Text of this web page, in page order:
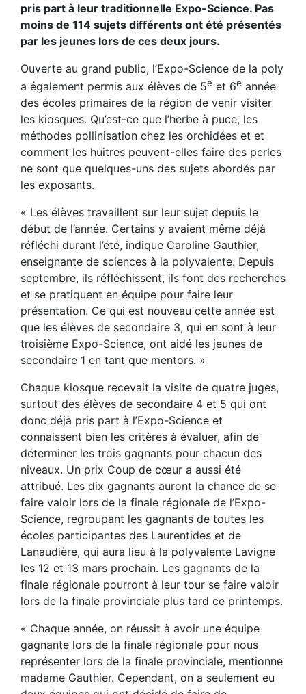
pris part à leur traditionnelle Expo-Science. Pas
moins de 114 sujets différents ont été présentés
par les jeunes lors de ces deux jours.
Ouverte au grand public, l’Expo-Science de la poly
a également permis aux élèves de 5e et 6e année
des écoles primaires de la région de venir visiter
les kiosques. Qu’est-ce que l’herbe à puce, les
méthodes pollinisation chez les orchidées et et
comment les huitres peuvent-elles faire des perles
ne sont que quelques-uns des sujets abordés par
les exposants.
« Les élèves travaillent sur leur sujet depuis le
début de l’année. Certains y avaient même déjà
réfléchi durant l’été, indique Caroline Gauthier,
enseignante de sciences à la polyvalente. Depuis
septembre, ils réfléchissent, ils font des recherches
et se pratiquent en équipe pour faire leur
présentation. Ce qui est nouveau cette année est
que les élèves de secondaire 3, qui en sont à leur
troisième Expo-Science, ont aidé les jeunes de
secondaire 1 en tant que mentors. »
Chaque kiosque recevait la visite de quatre juges,
surtout des élèves de secondaire 4 et 5 qui ont
donc déjà pris part à l’Expo-Science et
connaissent bien les critères à évaluer, afin de
déterminer les trois gagnants pour chacun des
niveaux. Un prix Coup de cœur a aussi été
attribué. Les dix gagnants auront la chance de se
faire valoir lors de la finale régionale de l’Expo-
Science, regroupant les gagnants de toutes les
écoles participantes des Laurentides et de
Lanaudière, qui aura lieu à la polyvalente Lavigne
les 12 et 13 mars prochain. Les gagnants de la
finale régionale pourront à leur tour se faire valoir
lors de la finale provinciale plus tard ce printemps.
« Chaque année, on réussit à avoir une équipe
gagnante lors de la finale régionale pour nous
représenter lors de la finale provinciale, mentionne
madame Gauthier. Cependant, on a seulement eu